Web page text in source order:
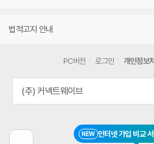
NEW 인터넷 가입 비교
법적고지 안내
PC버전 로그인 개인정보
(주) 커넥트웨이브